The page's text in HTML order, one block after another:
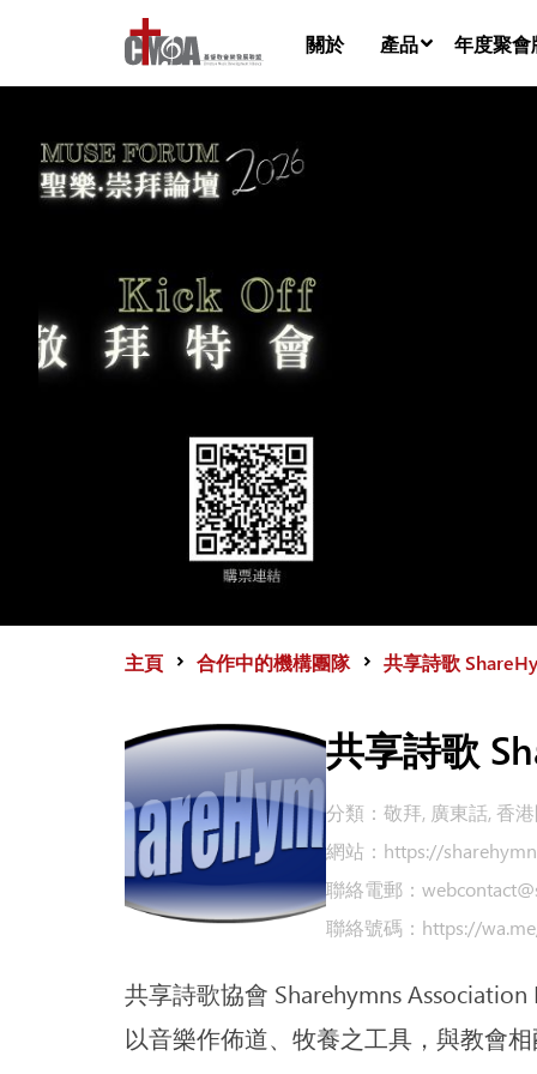
關於 產品
音樂檔
年度聚會
主頁 合作中的機構團隊 共享詩歌
共享詩歌
分類： 敬拜, 廣東話, 香
網站： https://
聯絡電郵：
聯絡號碼： https://
共享詩歌協會 Sharehymns Association
以音樂作佈道、牧養之工具，與教會